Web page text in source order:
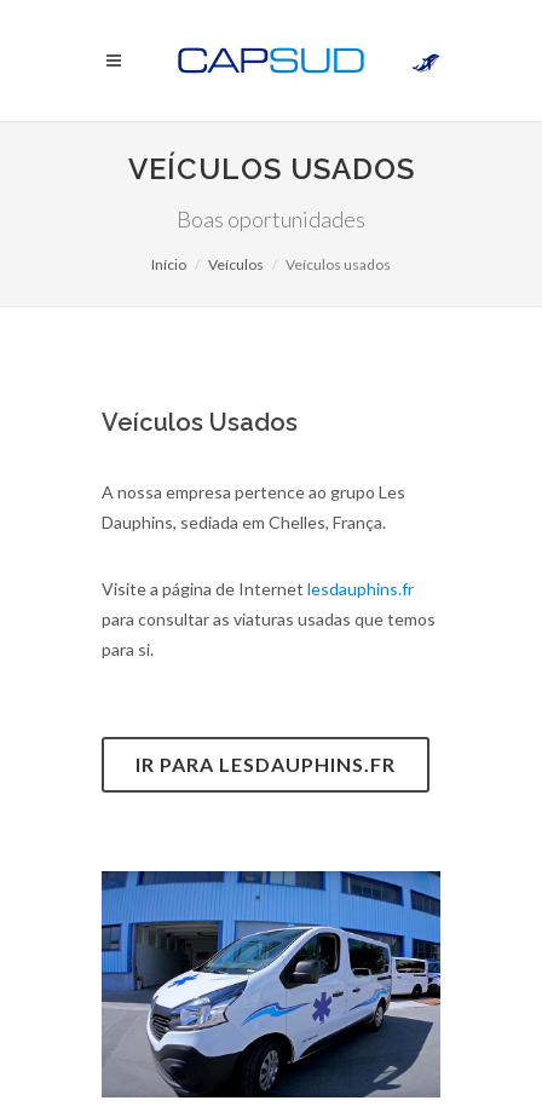
VEÍCULOS USADOS
Boas oportunidades
Início Veículos Veículos usados
Veículos Usados
A nossa empresa pertence ao grupo Les
Dauphins, sediada em Chelles, França.
Visite a página de Internet lesdauphins.fr
para consultar as viaturas usadas que temos
para si.
IR PARA LESDAUPHINS.FR